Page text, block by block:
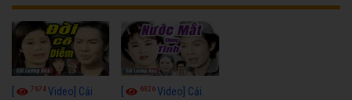
7674Video] Cải
6926Video] Cải